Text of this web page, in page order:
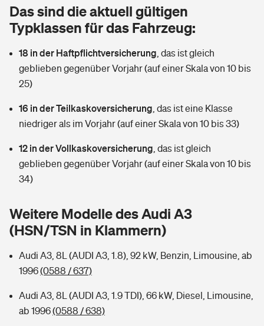
Tools
Wer versichert was: Jetzt Versicherer finden
Sie haben Fragen?
Glasversicherung
Mietkautionsversicherung
Restkreditversicherung
Tools
Hochwasser-Check: Wie gefährdet ist Ihr Haus?
Sie haben Fragen?
Kinderunfall­ver­si­che­rung
Kinderinvalidität
Hundehalter-Haftpflicht
Handyversicherung
Private Cyberversicherung
Zur Übersicht
Dread-Disease-Versicherung
Tierkrankenversicherung
Zur Übersicht
Tools
Wer versichert was: Jetzt Versicherer finden
Rentenrechner: Wie viel Geld bekomme ich im Alter?
Das sind die aktuell gültigen
Typklassen für das Fahrzeug:
18 in der Haftpflichtversicherung das ist gleich
geblieben gegenüber Vorjahr (auf einer Skala von 10 bis
25)
16 in der Teilkaskoversicherung das ist eine Klasse
niedriger als im Vorjahr (auf einer Skala von 10 bis 33)
12 in der Vollkaskoversicherung das ist gleich
geblieben gegenüber Vorjahr (auf einer Skala von 10 bis
34)
Weitere Modelle des Audi A3
(HSN/TSN in Klammern)
Audi A3, 8L (AUDI A3, 1.8), 92 kW, Benzin, Limousine, ab
1996(0588 / 637)
Audi A3, 8L (AUDI A3, 1.9 TDI), 66 kW, Diesel, Limousine,
ab 1996(0588 / 638)